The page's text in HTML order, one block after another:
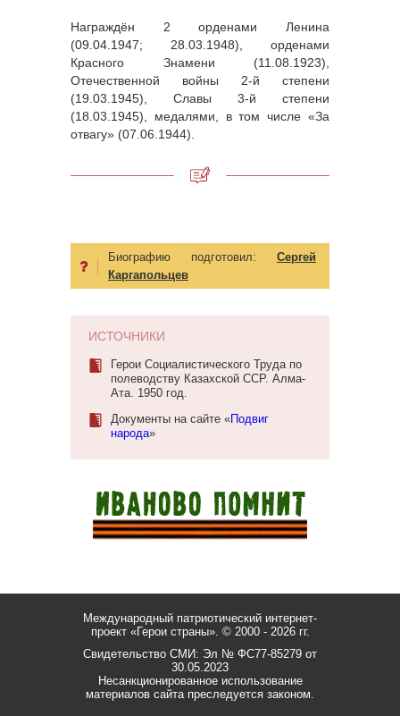
Награждён 2 орденами Ленина
(09.04.1947; 28.03.1948), орденами
Красного Знамени (11.08.1923),
Отечественной войны 2-й степени
(19.03.1945), Славы 3-й степени
(18.03.1945), медалями, в том числе «За
отвагу» (07.06.1944).
Биографию подготовил: Сергей
Каргапольцев
ИСТОЧНИКИ
Герои Социалистического Труда по
полеводству Казахской ССР. Алма-
Ата. 1950 год.
Документы на сайте «Подвиг
народа»
Международный патриотический интернет-
проект «Герои страны». © 2000 - 2026 гг.
Свидетельство СМИ: Эл № ФС77-85279 от
30.05.2023
Несанкционированное использование
материалов сайта преследуется законом.